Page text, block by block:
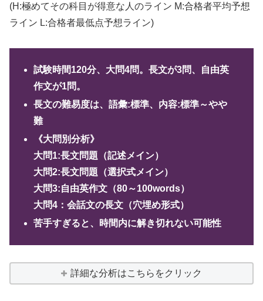
(H:極めてその科目が得意な人のライン M:合格者平均予想
ライン L:合格者最低点予想ライン)
試験時間120分、大問4問。長文が3問、自由英
作文が1問。
長文の難易度は、語彙:標準、内容:標準～やや
難
《大問別分析》
大問1:長文問題（記述メイン）
大問2:長文問題（選択式メイン）
大問3:自由英作文（80～100words）
大問4：会話文の長文（穴埋め形式）
苦手すぎると、時間内に解き切れない可能性
詳細な分析はこちらをクリック